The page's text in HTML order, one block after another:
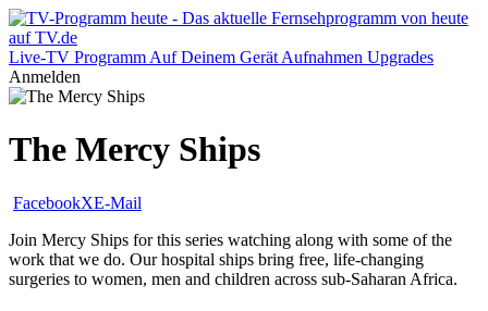
Live-TV Programm Auf Deinem Gerät Aufnahmen Upgrades
Anmelden
The Mercy Ships
FacebookXE-Mail
Join Mercy Ships for this series watching along with some of the
work that we do. Our hospital ships bring free, life-changing
surgeries to women, men and children across sub-Saharan Africa.